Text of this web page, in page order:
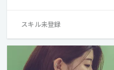
スキル未登録